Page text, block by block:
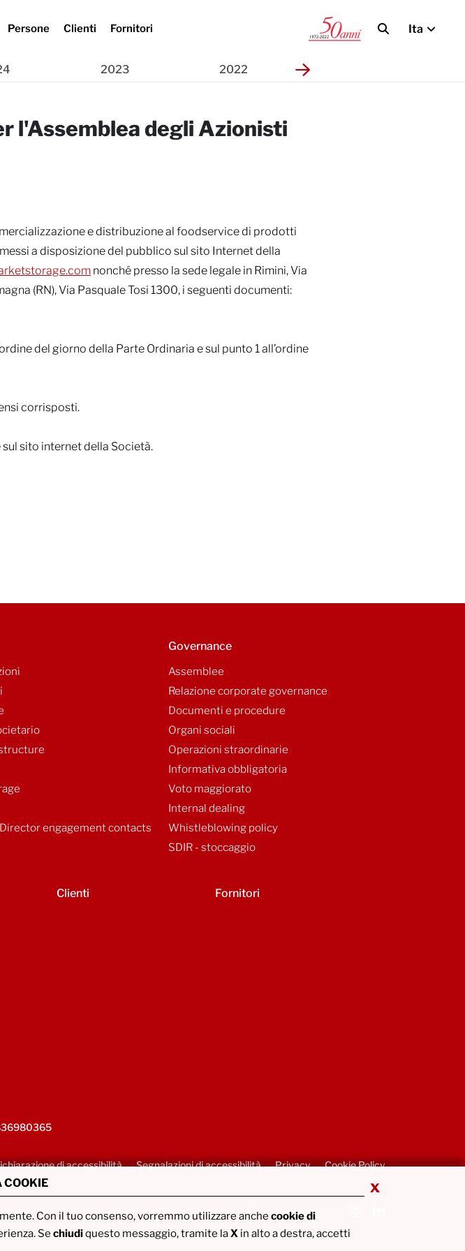
x
COOKIE
Con il tuo consenso, vorremmo utilizzare anche cookie di
Se chiudiquesto messaggio, tramite laX in alto a destra, accetti
Persone Clienti Fornitori Ita
del 28 aprile 2025 2023 2022
l'Assemblea degli Azionisti
e distribuzione al foodservice di prodotti
a disposizione del pubblico sul sito Internet della
nonché presso la sede legale in Rimini, Via
(RN), Via Pasquale Tosi 1300, i seguenti documenti:
del giorno della Parte Ordinaria e sul punto 1 all’ordine
corrisposti.
sito internet della Società.
engagement contacts
Governance
Assemblee
Relazione corporate governance
Documenti e procedure
Organi sociali
Operazioni straordinarie
Informativa obbligatoria
Voto maggiorato
Internal dealing
Whistleblowing policy
SDIR - stoccaggio
Clienti Fornitori
di accessibilità Segnalazioni di accessibilità Privacy Cookie Policy